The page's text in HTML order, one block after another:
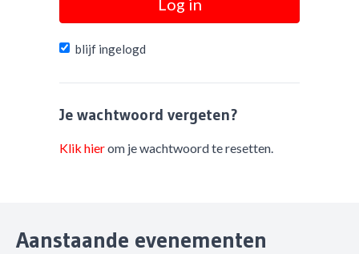
Log in
blijf ingelogd
Je wachtwoord vergeten?
Klik hierom je wachtwoord te resetten.
Aanstaande evenementen